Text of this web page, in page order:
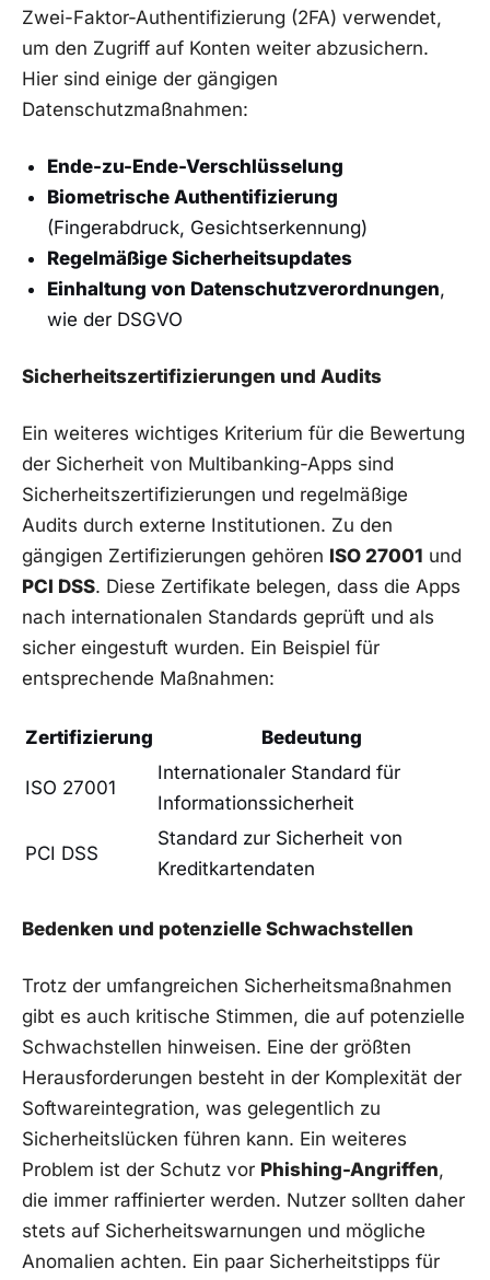
Zwei-Faktor-Authentifizierung (2FA) verwendet,
um den Zugriff auf Konten weiter abzusichern.
Hier sind einige der gängigen
Datenschutzmaßnahmen:
Ende-zu-Ende-Verschlüsselung
Biometrische Authentifizierung
(Fingerabdruck, Gesichtserkennung)
Regelmäßige Sicherheitsupdates
Einhaltung von Datenschutzverordnungen,
wie der DSGVO
Sicherheitszertifizierungen und Audits
Ein weiteres wichtiges Kriterium für die Bewertung
der Sicherheit von Multibanking-Apps sind
Sicherheitszertifizierungen und regelmäßige
Audits durch externe Institutionen. Zu den
gängigen Zertifizierungen gehören ISO 27001 und
PCI DSS. Diese Zertifikate belegen, dass die Apps
nach internationalen Standards geprüft und als
sicher eingestuft wurden. Ein Beispiel für
entsprechende Maßnahmen:
Zertifizierung Bedeutung
ISO 27001
Internationaler Standard für
Informationssicherheit
PCI DSS
Standard zur Sicherheit von
Kreditkartendaten
Bedenken und potenzielle Schwachstellen
Trotz der umfangreichen Sicherheitsmaßnahmen
gibt es auch kritische Stimmen, die auf potenzielle
Schwachstellen hinweisen. Eine der größten
Herausforderungen besteht in der Komplexität der
Softwareintegration, was gelegentlich zu
Sicherheitslücken führen kann. Ein weiteres
Problem ist der Schutz vor Phishing-Angriffen,
die immer raffinierter werden. Nutzer sollten daher
stets auf Sicherheitswarnungen und mögliche
Anomalien achten. Ein paar Sicherheitstipps für